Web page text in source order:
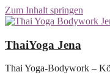
Zum Inhalt springen
ThaiYoga Jena
Thai Yoga-Bodywork –